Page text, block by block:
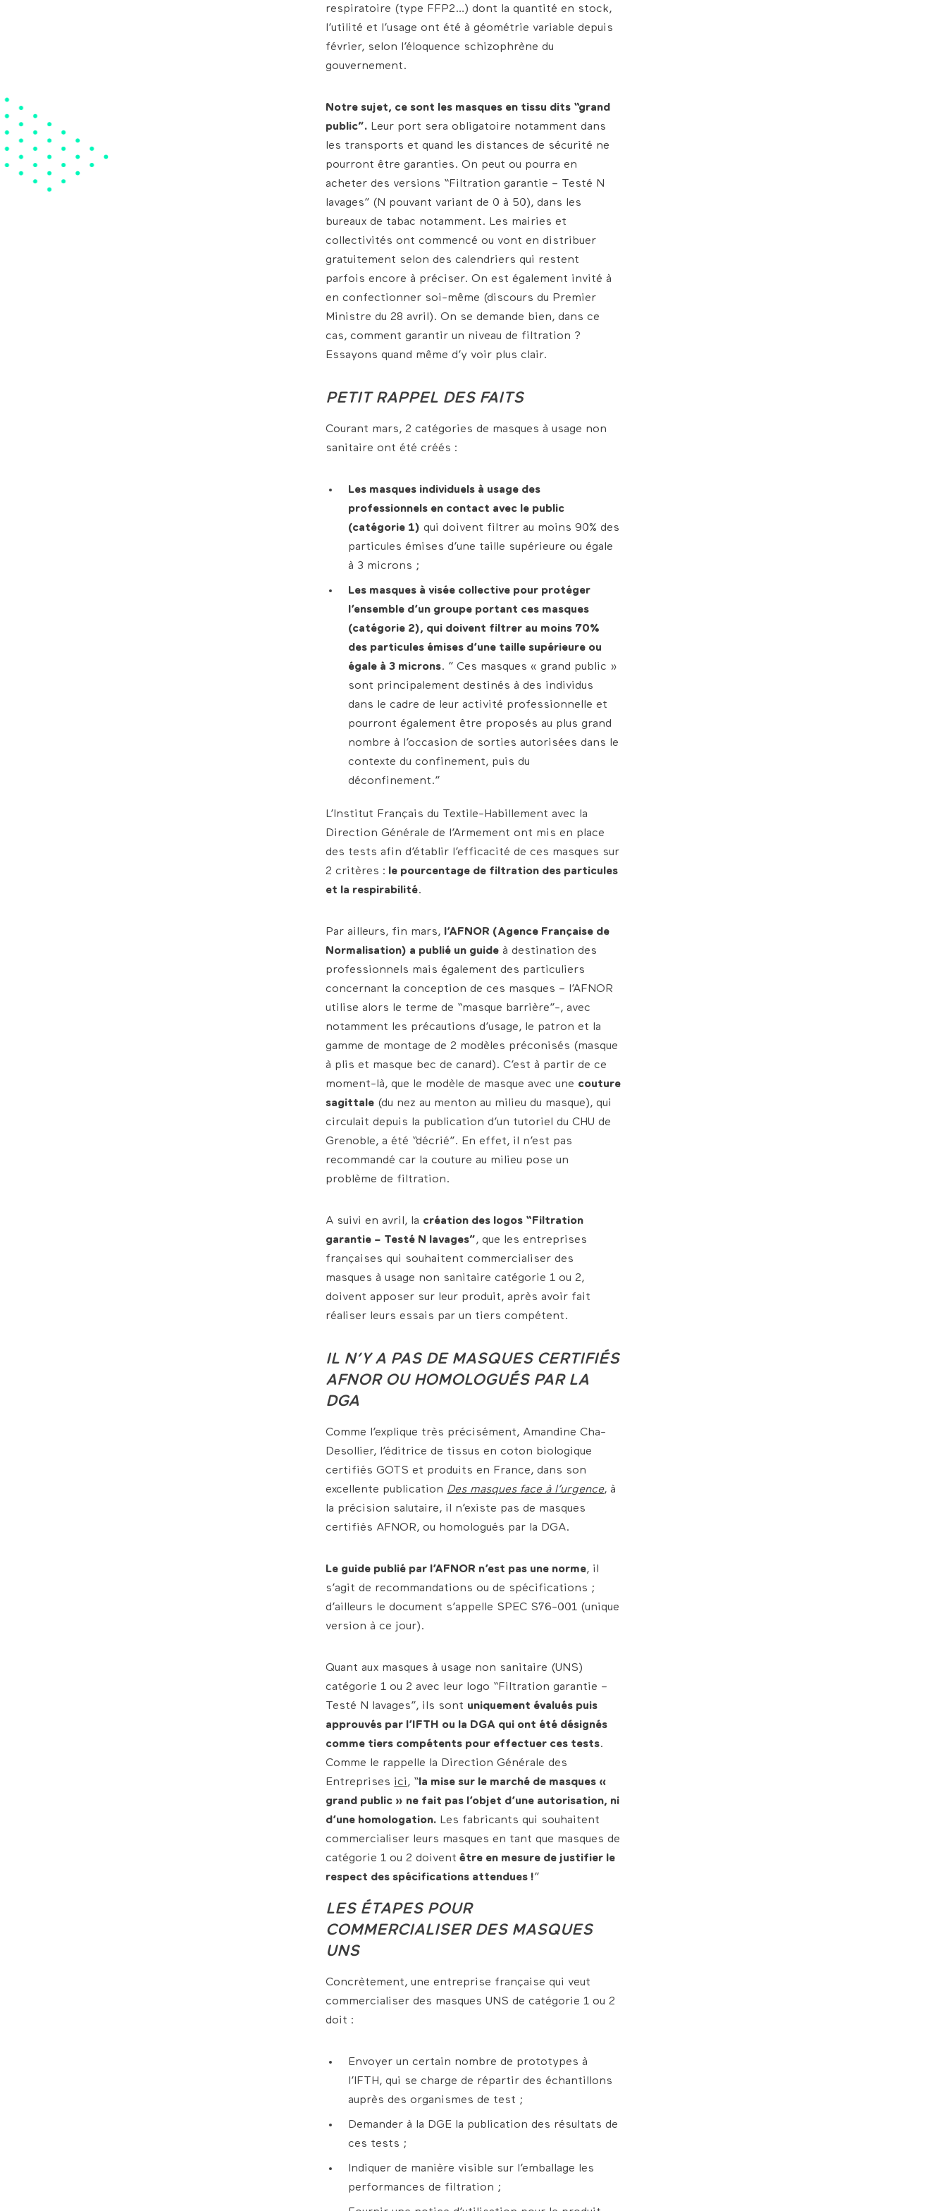
respiratoire (type FFP2…) dont la quantité en stock,
l’utilité et l’usage ont été à géométrie variable depuis
février, selon l’éloquence schizophrène du
gouvernement.
Notre sujet, ce sont les masques en tissu dits “grand
public”. Leur port sera obligatoire notamment dans
les transports et quand les distances de sécurité ne
pourront être garanties. On peut ou pourra en
acheter des versions “Filtration garantie – Testé N
lavages” (N pouvant variant de 0 à 50), dans les
bureaux de tabac notamment. Les mairies et
collectivités ont commencé ou vont en distribuer
gratuitement selon des calendriers qui restent
parfois encore à préciser. On est également invité à
en confectionner soi-même (discours du Premier
Ministre du 28 avril). On se demande bien, dans ce
cas, comment garantir un niveau de filtration ?
Essayons quand même d’y voir plus clair.
PETIT RAPPEL DES FAITS
Courant mars, 2 catégories de masques à usage non
sanitaire ont été créés :
Les masques individuels à usage des
professionnels en contact avec le public
(catégorie 1) qui doivent filtrer au moins 90% des
particules émises d’une taille supérieure ou égale
à 3 microns ;
Les masques à visée collective pour protéger
l’ensemble d’un groupe portant ces masques
(catégorie 2), qui doivent filtrer au moins 70%
des particules émises d’une taille supérieure ou
égale à 3 microns. ” Ces masques « grand public »
sont principalement destinés à des individus
dans le cadre de leur activité professionnelle et
pourront également être proposés au plus grand
nombre à l’occasion de sorties autorisées dans le
contexte du confinement, puis du
déconfinement.”
L’Institut Français du Textile-Habillement avec la
Direction Générale de l’Armement ont mis en place
des tests afin d’établir l’efficacité de ces masques sur
2 critères : le pourcentage de filtration des particules
et la respirabilité.
Par ailleurs, fin mars, l’AFNOR (Agence Française de
Normalisation) a publié un guide à destination des
professionnels mais également des particuliers
concernant la conception de ces masques – l’AFNOR
utilise alors le terme de “masque barrière”-, avec
notamment les précautions d’usage, le patron et la
gamme de montage de 2 modèles préconisés (masque
à plis et masque bec de canard). C’est à partir de ce
moment-là, que le modèle de masque avec une couture
sagittale (du nez au menton au milieu du masque), qui
circulait depuis la publication d’un tutoriel du CHU de
Grenoble, a été “décrié”. En effet, il n’est pas
recommandé car la couture au milieu pose un
problème de filtration.
A suivi en avril, la création des logos “Filtration
garantie – Testé N lavages”, que les entreprises
françaises qui souhaitent commercialiser des
masques à usage non sanitaire catégorie 1 ou 2,
doivent apposer sur leur produit, après avoir fait
réaliser leurs essais par un tiers compétent.
IL N’Y A PAS DE MASQUES CERTIFIÉS
AFNOR OU HOMOLOGUÉS PAR LA
DGA
Comme l’explique très précisément, Amandine Cha-
Desollier, l’éditrice de tissus en coton biologique
certifiés GOTS et produits en France, dans son
excellente publication Des masques face à l’urgence, à
la précision salutaire, il n’existe pas de masques
certifiés AFNOR, ou homologués par la DGA.
Le guide publié par l’AFNOR n’est pas une norme, il
s’agit de recommandations ou de spécifications ;
d’ailleurs le document s’appelle SPEC S76-001 (unique
version à ce jour).
Quant aux masques à usage non sanitaire (UNS)
catégorie 1 ou 2 avec leur logo “Filtration garantie –
Testé N lavages”, ils sont uniquement évalués puis
approuvés par l’IFTH ou la DGA qui ont été désignés
comme tiers compétents pour effectuer ces tests.
Comme le rappelle la Direction Générale des
Entreprises ici, “la mise sur le marché de masques «
grand public » ne fait pas l’objet d’une autorisation, ni
d’une homologation. Les fabricants qui souhaitent
commercialiser leurs masques en tant que masques de
catégorie 1 ou 2 doivent être en mesure de justifier le
respect des spécifications attendues !”
LES ÉTAPES POUR
COMMERCIALISER DES MASQUES
UNS
Concrètement, une entreprise française qui veut
commercialiser des masques UNS de catégorie 1 ou 2
doit :
Envoyer un certain nombre de prototypes à
l’IFTH, qui se charge de répartir des échantillons
auprès des organismes de test ;
Demander à la DGE la publication des résultats de
ces tests ;
Indiquer de manière visible sur l’emballage les
performances de filtration ;